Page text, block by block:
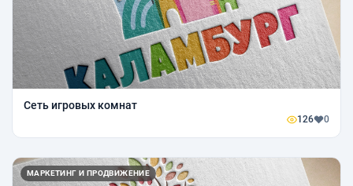
Сеть игровых комнат
126 0
МАРКЕТИНГ И ПРОДВИЖЕНИЕ